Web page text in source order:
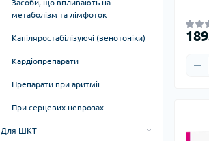
суглобів
Засоби, що впливають на
метаболізм та лімфоток
Капіляростабілізуючі (венотоніки)
Кардіопрепарати
Препарати при аритмії
При серцевих неврозах
Для ШКТ